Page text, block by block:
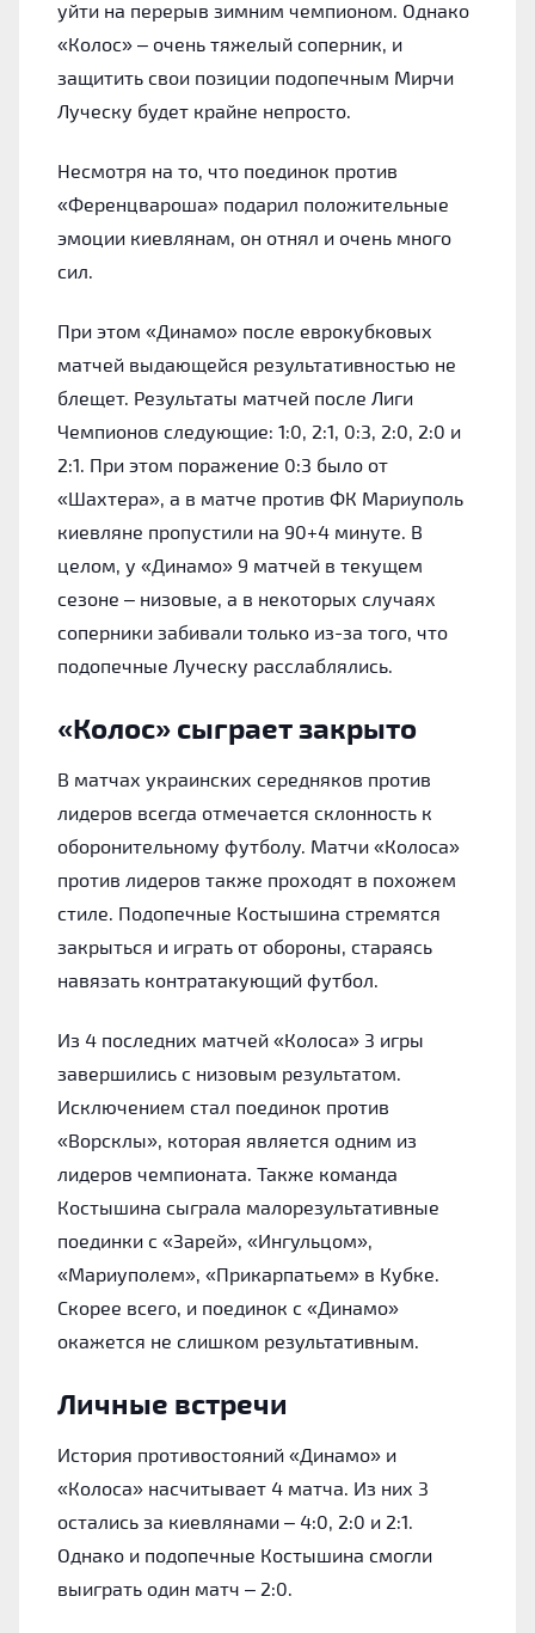
уйти на перерыв зимним чемпионом. Однако
«‎Колос» – очень тяжелый соперник, и
защитить свои позиции подопечным Мирчи
Луческу будет крайне непросто.
Несмотря на то, что поединок против
«‎Ференцвароша» подарил положительные
эмоции киевлянам, он отнял и очень много
сил.
При этом «‎Динамо» после еврокубковых
матчей выдающейся результативностью не
блещет. Результаты матчей после Лиги
Чемпионов следующие: 1:0, 2:1, 0:3, 2:0, 2:0 и
2:1. При этом поражение 0:3 было от
«‎Шахтера», а в матче против ФК Мариуполь
киевляне пропустили на 90+4 минуте. В
целом, у «‎Динамо» 9 матчей в текущем
сезоне – низовые, а в некоторых случаях
соперники забивали только из-за того, что
подопечные Луческу расслаблялись.
«‎Колос» сыграет закрыто
В матчах украинских середняков против
лидеров всегда отмечается склонность к
оборонительному футболу. Матчи «‎Колоса»
против лидеров также проходят в похожем
стиле. Подопечные Костышина стремятся
закрыться и играть от обороны, стараясь
навязать контратакующий футбол.
Из 4 последних матчей «‎Колоса» 3 игры
завершились с низовым результатом.
Исключением стал поединок против
«‎Ворсклы», которая является одним из
лидеров чемпионата. Также команда
Костышина сыграла малорезультативные
поединки с «‎Зарей», «‎Ингульцом»,
«‎Мариуполем», «‎Прикарпатьем» в Кубке.
Скорее всего, и поединок с «‎Динамо»
окажется не слишком результативным.
Личные встречи
История противостояний «‎Динамо» и
«‎Колоса» насчитывает 4 матча. Из них 3
остались за киевлянами – 4:0, 2:0 и 2:1.
Однако и подопечные Костышина смогли
выиграть один матч – 2:0.